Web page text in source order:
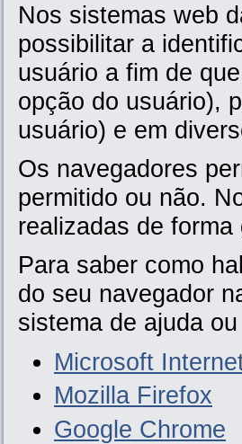
Nos sistemas web
possibilitar a
usuário a fim de
opção do usuário),
usuário) e em
Os navegadores
permitido ou não.
realizadas de
Para saber como
do seu navegador
sistema de ajuda
Microsoft
Mozilla Firefox
Google Chrome